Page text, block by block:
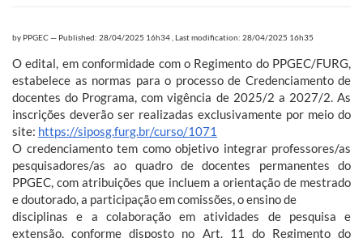
by PPGEC— Published: 28/04/2025 16h34 Last modification: 28/04/2025 16h35
O edital, em conformidade com o Regimento do PPGEC/FURG,
estabelece as normas para o processo de Credenciamento de
docentes do Programa, com vigência de 2025/2 a 2027/2. As
inscrições deverão ser realizadas exclusivamente por meio do
site: https://siposg.furg.br/curso/1071
O credenciamento tem como objetivo integrar professores/as
pesquisadores/as ao quadro de docentes permanentes do
PPGEC, com atribuições que incluem a orientação de mestrado
e doutorado, a participação em comissões, o ensino de
disciplinas e a colaboração em atividades de pesquisa e
extensão, conforme disposto no Art. 11 do Regimento do